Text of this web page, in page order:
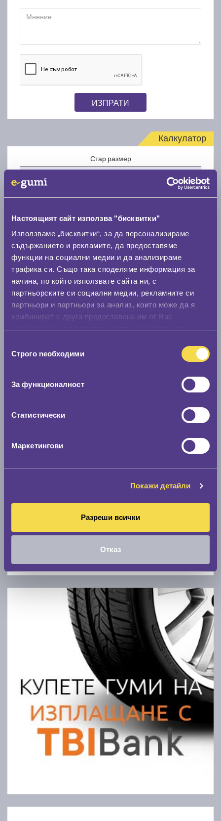
Настоящият сайт използва "бисквитки"
Използваме „бисквитки“, за да персонализираме
съдържанието и рекламите, да предоставяме
функции на социални медии и да анализираме
трафика си. Също така споделяме информация за
начина, по който използвате сайта ни, с
партньорските си социални медии, рекламните си
партньори и партньори за анализ, които може да я
комбинират с друга предоставена им от Вас
наСтрого nеобходими
За функционалност
Статистически
Маркетингови
Покажи детайли
Разреши всички
Отказ
ИЗПРАТИ
Калкулатор
Стар размер
Нов размер
Стар размер